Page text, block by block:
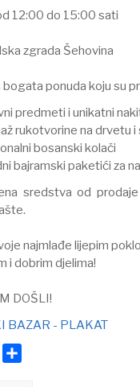
12:00 do 15:00 sati⠀
zgrada Šehovina ⠀
ponuda koju su
predmeti i unikatni
rukotvorine na drvetu i
bosanski kolači⠀
bajramski paketići za
sredstva od
najmlađe lijepim
i dobrim djelima!⠀
DOŠLI!
BAZAR - PLAKAT